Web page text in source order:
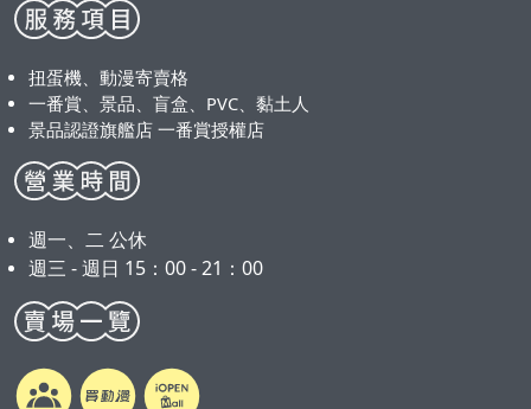
扭蛋機、動漫寄賣格
一番賞、景品、盲盒、PVC、黏土人
景品認證旗艦店 一番賞授權店
週一、二 公休
週三 - 週日 15：00 - 21：00